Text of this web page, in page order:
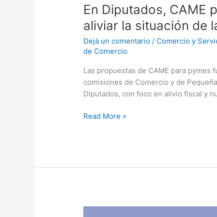
En Diputados, CAME
aliviar la situación de
Dejá un comentario / Comercio y
de Comercio
Las propuestas de CAME para
comisiones de Comercio y de
Diputados, con foco en alivio fiscal y
Read More »